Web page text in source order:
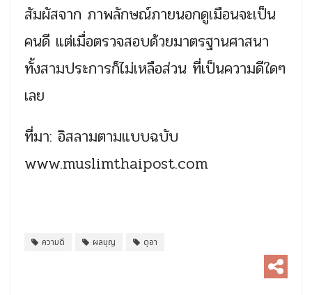
สัมผัสจาก ภาพลักษณ์ภายนอกดูเมือนจะเป็น
คนดี แต่เมื่อตรวจสอบด้วยมาตรฐานศาสนา
ทั้งสามประการก็ไม่เหลือส่วน ที่เป็นความดีใดๆ
เลย
ที่มา: อิสลามตามแบบฉบับ
www.muslimthaipost.com
ความดี ผลบุญ ดุอา